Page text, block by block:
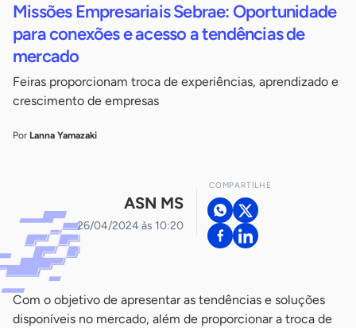
Missões Empresariais Sebrae: Oportunidade
para conexões e acesso a tendências de
mercado
Feiras proporcionam troca de experiências, aprendizado e
crescimento de empresas
Por Lanna Yamazaki
ASN MS
26/04/2024 às 10:20
COMPARTILHE
Com o objetivo de apresentar as tendências e soluções
disponíveis no mercado, além de proporcionar a troca de